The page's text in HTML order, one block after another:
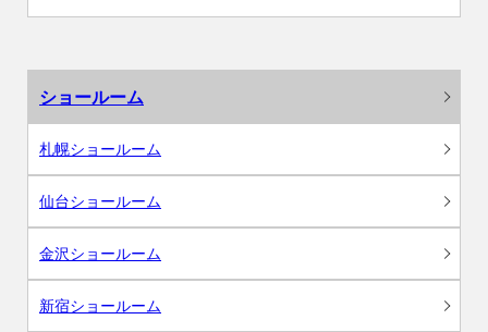
ショールーム
札幌ショールーム
仙台ショールーム
金沢ショールーム
新宿ショールーム